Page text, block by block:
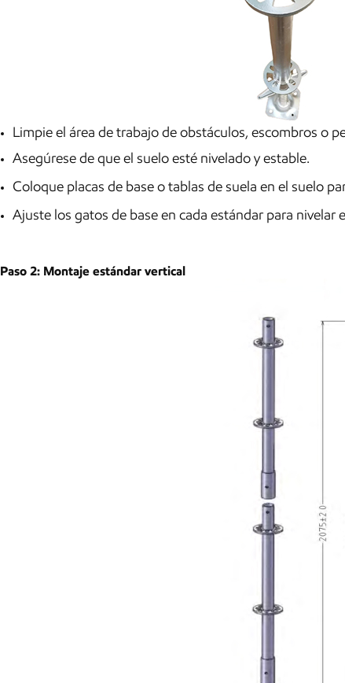
Limpie el área de trabajo de obstáculos, escombros o
Asegúrese de que el suelo esté nivelado y estable.
Coloque placas de base o tablas de suela en el suelo
Ajuste los gatos de base en cada estándar para nivelar
Paso 2: Montaje estándar vertical